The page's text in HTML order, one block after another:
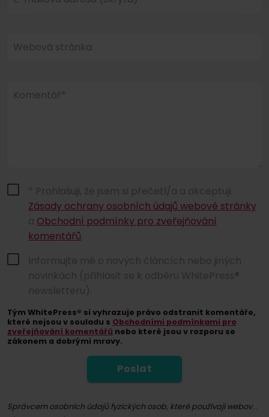
Webová stránka
Komentář*
* Prohlašuji, že jsem si přečetl/a a akceptuji
Zásady ochrany osobních údajů webové stránky
a Obchodní podmínky pro zveřejňování
komentářů
Informujte mě o nových článcích nebo jiných
novinkách (přihlásit se k odběru WhitePress®
newsletteru).
Tým WhitePress® si vyhrazuje právo odstranit komentáře,
které nejsou v souladu s Obchodními podmínkami pro
zveřejňování komentářů nebo které jsou v rozporu se
zákonem a dobrými mravy.
Poslat
Správcem osobních údajů fyzických osob, které používají webové stránky whitepress.com a všechny jejich podstránky (dále jen Služba) ve smyslu nařízení Evropského parlamentu a Rady (EU) 2016/679 ze dne 27. dubna 2016 o ochraně fyzických osob v souvislosti se zpracováním osobních údajů a o volném pohybu těchto údajů a o zrušení směrnice 95/46/ES (dále jen GDPR), je společně "WhitePress" s.r.o. se sídlem v Bielsku-Białé, na adrese ul. Legionów 26/28, zapsaná v obchodním rejstříku Národního soudního rejstříku vedeného Okresním soudem v Bielsku-Białé, 8. hospodářské oddělení Národního soudního rejstříku pod číslem KRS: 0000651339, NIP: 9372667797, REGON: 243400145 a další společnosti